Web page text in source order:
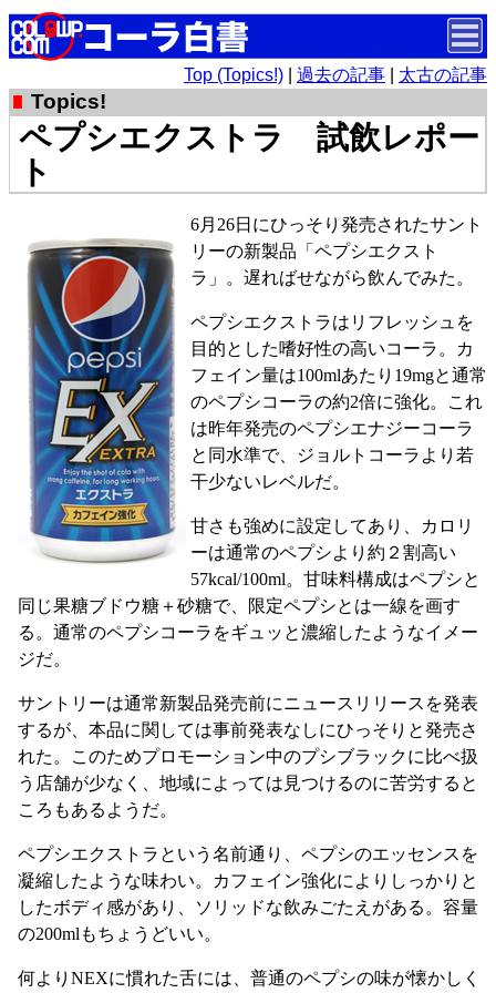
Top (Topics!) 過去の記事 太古の記事
Topics!
ペプシエクストラ 試飲レポー
ト
6月26日にひっそり発売されたサント
リーの新製品「ペプシエクスト
ラ」。遅ればせながら飲んでみた。
ペプシエクストラはリフレッシュを
目的とした嗜好性の高いコーラ。カ
フェイン量は100mlあたり19mgと通常
のペプシコーラの約2倍に強化。これ
は昨年発売のペプシエナジーコーラ
と同水準で、ジョルトコーラより若
干少ないレベルだ。
甘さも強めに設定してあり、カロリ
ーは通常のペプシより約２割高い
57kcal/100ml。甘味料構成はペプシと
同じ果糖ブドウ糖＋砂糖で、限定ペプシとは一線を画す
る。通常のペプシコーラをギュッと濃縮したようなイメー
ジだ。
サントリーは通常新製品発売前にニュースリリースを発表
するが、本品に関しては事前発表なしにひっそりと発売さ
れた。このためプロモーション中のプシブラックに比べ扱
う店舗が少なく、地域によっては見つけるのに苦労すると
ころもあるようだ。
ペプシエクストラという名前通り、ペプシのエッセンスを
凝縮したような味わい。カフェイン強化によりしっかりと
したボディ感があり、ソリッドな飲みごたえがある。容量
の200mlもちょうどいい。
何よりNEXに慣れた舌には、普通のペプシの味が懐かしく